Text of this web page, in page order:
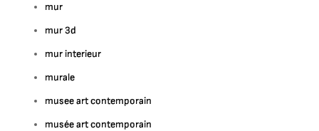
mur
mur 3d
mur interieur
murale
musee art contemporain
musée art contemporain